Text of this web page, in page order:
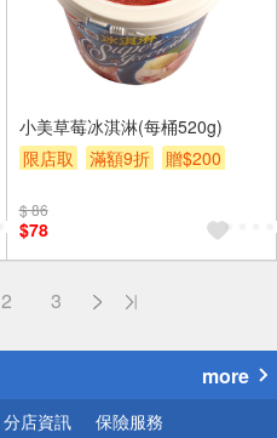
小美草莓冰淇淋(每桶520g)
限店取
滿額9折 贈$200
$ 86
$78
2 3
more
分店資訊 保險服務